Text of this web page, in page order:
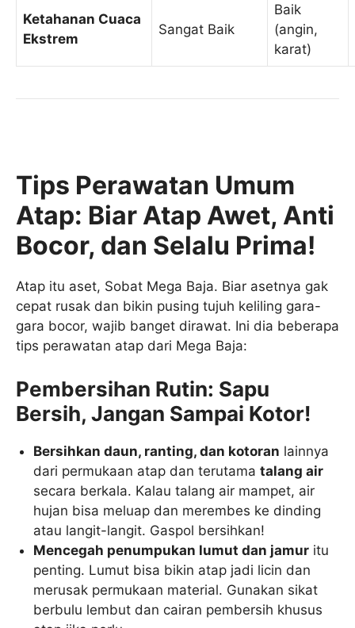
Ketahanan Cuaca
Ekstrem
Sangat Baik
Baik
(angin,
karat)
Tips Perawatan Umum
Atap: Biar Atap Awet, Anti
Bocor, dan Selalu Prima!
Atap itu aset, Sobat Mega Baja. Biar asetnya gak
cepat rusak dan bikin pusing tujuh keliling gara-
gara bocor, wajib banget dirawat. Ini dia beberapa
tips perawatan atap dari Mega Baja:
Pembersihan Rutin: Sapu
Bersih, Jangan Sampai Kotor!
Bersihkan daun, ranting, dan kotoran lainnya
dari permukaan atap dan terutamatalang air
secara berkala. Kalau talang air mampet, air
hujan bisa meluap dan merembes ke dinding
atau langit-langit. Gaspol bersihkan!
Mencegah penumpukan lumut dan jamur itu
penting. Lumut bisa bikin atap jadi licin dan
merusak permukaan material. Gunakan sikat
berbulu lembut dan cairan pembersih khusus